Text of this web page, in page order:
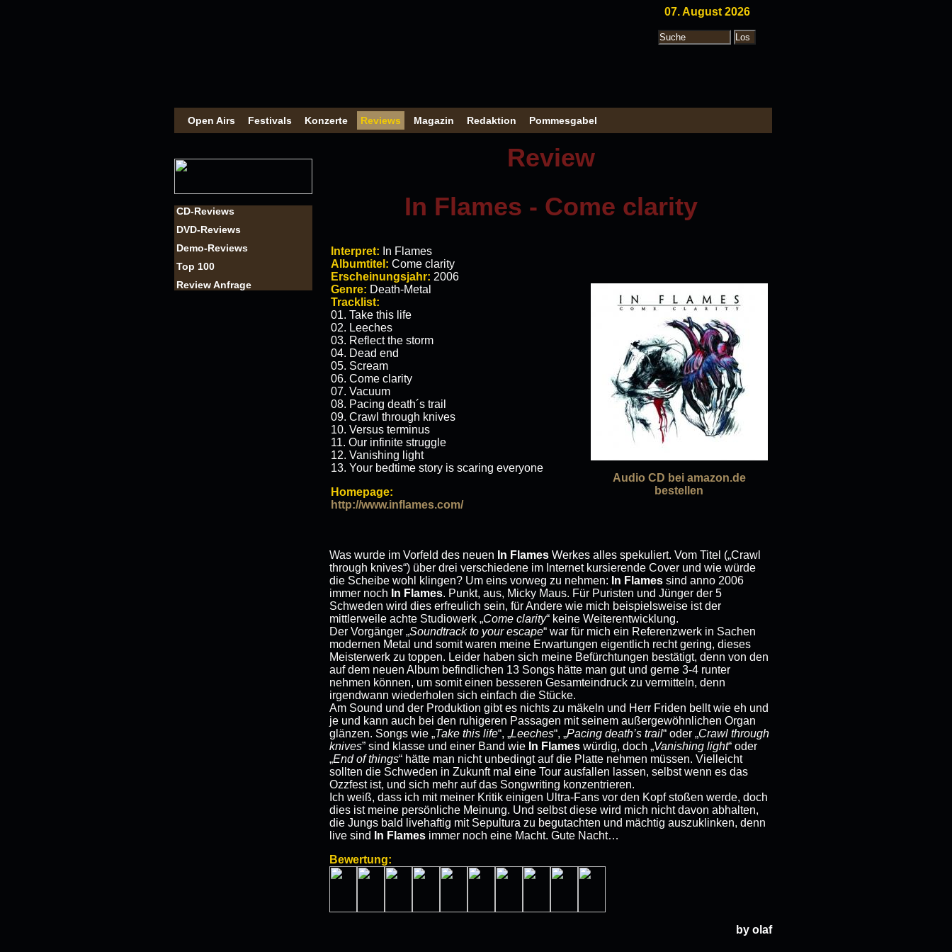
07. August 2026
Open Airs Festivals Konzerte Reviews Magazin Redaktion Pommesgabel
Review
CD-Reviews
DVD-Reviews
Demo-Reviews
Top 100
Review Anfrage
In Flames - Come clarity
Interpret: In Flames
Albumtitel: Come clarity
Erscheinungsjahr: 2006
Genre: Death-Metal
Tracklist:
01. Take this life
02. Leeches
03. Reflect the storm
04. Dead end
05. Scream
06. Come clarity
07. Vacuum
08. Pacing death´s trail
09. Crawl through knives
10. Versus terminus
11. Our infinite struggle
12. Vanishing light
13. Your bedtime story is scaring everyone
Homepage:
http://www.inflames.com/
Audio CD bei amazon.de
bestellen
Was wurde im Vorfeld des neuen In Flames Werkes alles spekuliert. Vom Titel („Crawl
through knives“) über drei verschiedene im Internet kursierende Cover und wie würde
die Scheibe wohl klingen? Um eins vorweg zu nehmen: In Flames sind anno 2006
immer noch In Flames. Punkt, aus, Micky Maus. Für Puristen und Jünger der 5
Schweden wird dies erfreulich sein, für Andere wie mich beispielsweise ist der
mittlerweile achte Studiowerk „Come clarity“ keine Weiterentwicklung.
Der Vorgänger „Soundtrack to your escape“ war für mich ein Referenzwerk in Sachen
modernen Metal und somit waren meine Erwartungen eigentlich recht gering, dieses
Meisterwerk zu toppen. Leider haben sich meine Befürchtungen bestätigt, denn von den
auf dem neuen Album befindlichen 13 Songs hätte man gut und gerne 3-4 runter
nehmen können, um somit einen besseren Gesamteindruck zu vermitteln, denn
irgendwann wiederholen sich einfach die Stücke.
Am Sound und der Produktion gibt es nichts zu mäkeln und Herr Friden bellt wie eh und
je und kann auch bei den ruhigeren Passagen mit seinem außergewöhnlichen Organ
glänzen. Songs wie „Take this life“, „Leeches“, „Pacing death’s trail“ oder „Crawl through
knives” sind klasse und einer Band wie In Flames würdig, doch „Vanishing light“ oder
„End of things“ hätte man nicht unbedingt auf die Platte nehmen müssen. Vielleicht
sollten die Schweden in Zukunft mal eine Tour ausfallen lassen, selbst wenn es das
Ozzfest ist, und sich mehr auf das Songwriting konzentrieren.
Ich weiß, dass ich mit meiner Kritik einigen Ultra-Fans vor den Kopf stoßen werde, doch
dies ist meine persönliche Meinung. Und selbst diese wird mich nicht davon abhalten,
die Jungs bald livehaftig mit Sepultura zu begutachten und mächtig auszuklinken, denn
live sind
In Flames immer noch eine Macht. Gute Nacht…
Bewertung:
by olaf